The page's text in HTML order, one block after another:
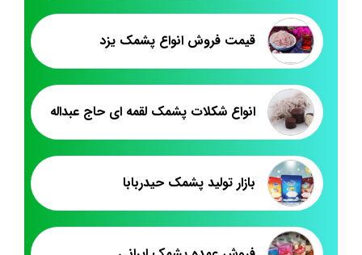
قيمت فروش انواع پشمک يزد
انواع شکلات پشمک لقمه ای حاج عبداله
بازار تولید پشمک حیدربابا